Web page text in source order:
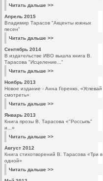
Читать дальше >>
Апрель 2015
Владимир Тарасов "Акценты южных
песен"
Читать дальше >>
Сентябрь 2014
В издательстве ИВО вышла книга В.
Тарасова "Исцеление..."
Читать дальше >>
Ноябрь 2013
Новое издание - Анна Горенко, «Успевай
смотреть»
Читать дальше >>
Январь 2013
Книга прозы В. Тарасова «"Россыпь"
и...»
Читать дальше >>
Август 2012
Книга стихотворений В. Тарасова «Три в
одной»
Читать дальше >>